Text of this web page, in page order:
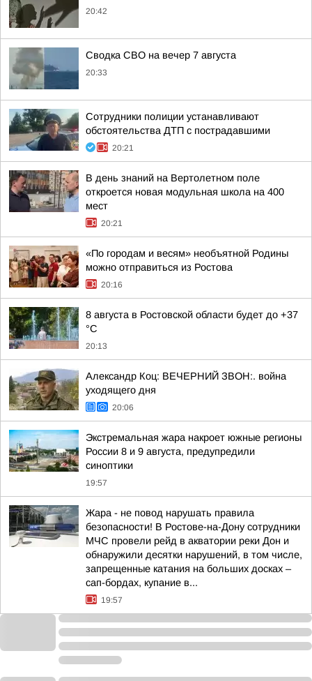
20:42
Сводка СВО на вечер 7 августа
20:33
Сотрудники полиции устанавливают
обстоятельства ДТП с пострадавшими
20:21
В день знаний на Вертолетном поле
откроется новая модульная школа на 400
мест
20:21
«По городам и весям» необъятной Родины
можно отправиться из Ростова
20:16
8 августа в Ростовской области будет до +37
°C
20:13
Александр Коц: ВЕЧЕРНИЙ ЗВОН:. война
уходящего дня
20:06
Экстремальная жара накроет южные регионы
России 8 и 9 августа, предупредили
синоптики
19:57
Жара - не повод нарушать правила
безопасности! В Ростове-на-Дону сотрудники
МЧС провели рейд в акватории реки Дон и
обнаружили десятки нарушений, в том числе,
запрещенные катания на больших досках –
сап-бордах, купание в...
19:57